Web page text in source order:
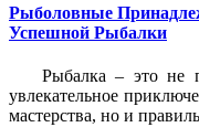
Рыболовные
Успешной Рыбалки
Рыбалка – это не
увлекательное
мастерства, но и